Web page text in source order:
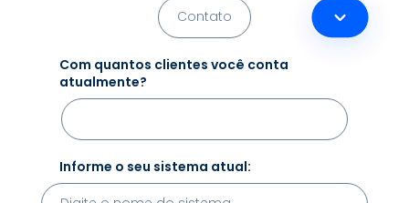
Com quantos clientes você conta
atualmente?
Informe o seu sistema atual: